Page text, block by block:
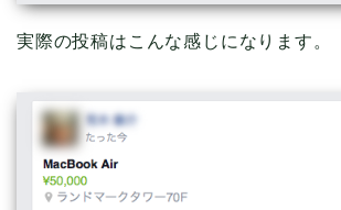
実際の投稿はこんな感じになります。